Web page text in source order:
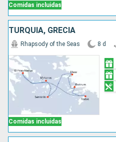
Comidas incluidas
TURQUÍA, GRECIA
Comidas incluidas
Rhapsody of the Seas 8 d